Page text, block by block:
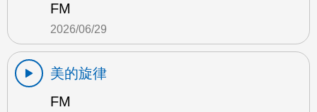
FM
2026/06/29
美的旋律
FM